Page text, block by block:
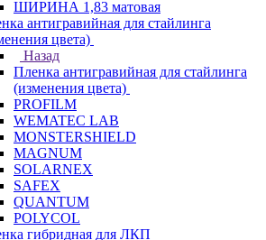
ШИРИНА 1,83 матовая
антигравийная для стайлинга
цвета)
Назад
Пленка антигравийная для стайлинга
(изменения цвета)
PROFILM
WEMATEC LAB
MONSTERSHIELD
MAGNUM
SOLARNEX
SAFEX
QUANTUM
POLYCOL
гибридная для ЛКП